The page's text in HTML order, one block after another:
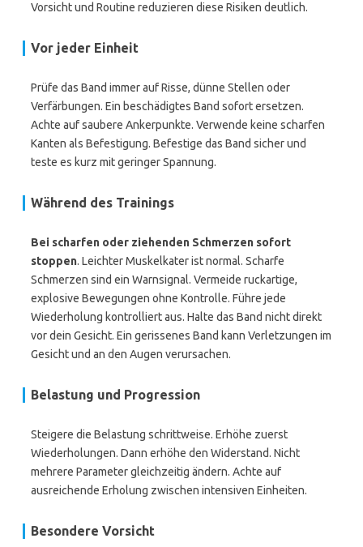
Vorsicht und Routine reduzieren diese Risiken deutlich.
Vor jeder Einheit
Prüfe das Band immer auf Risse, dünne Stellen oder
Verfärbungen. Ein beschädigtes Band sofort ersetzen.
Achte auf saubere Ankerpunkte. Verwende keine scharfen
Kanten als Befestigung. Befestige das Band sicher und
teste es kurz mit geringer Spannung.
Während des Trainings
Bei scharfen oder ziehenden Schmerzen sofort
stoppen. Leichter Muskelkater ist normal. Scharfe
Schmerzen sind ein Warnsignal. Vermeide ruckartige,
explosive Bewegungen ohne Kontrolle. Führe jede
Wiederholung kontrolliert aus. Halte das Band nicht direkt
vor dein Gesicht. Ein gerissenes Band kann Verletzungen im
Gesicht und an den Augen verursachen.
Belastung und Progression
Steigere die Belastung schrittweise. Erhöhe zuerst
Wiederholungen. Dann erhöhe den Widerstand. Nicht
mehrere Parameter gleichzeitig ändern. Achte auf
ausreichende Erholung zwischen intensiven Einheiten.
Besondere Vorsicht